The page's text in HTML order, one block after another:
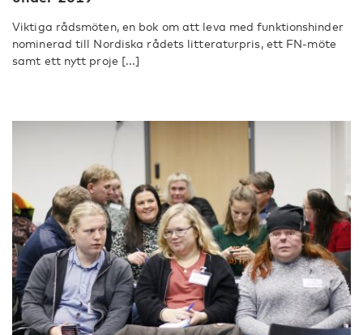
Viktiga rådsmöten, en bok om att leva med funktionshinder
nominerad till Nordiska rådets litteraturpris, ett FN-möte
samt ett nytt proje [...]